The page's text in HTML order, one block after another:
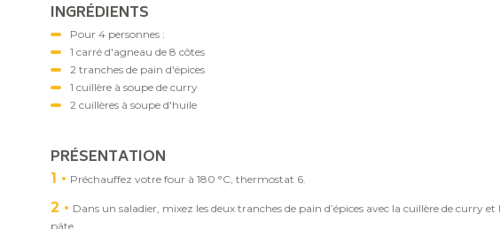
INGRÉDIENTS
Pour 4 personnes :
1 carré d'agneau de 8 côtes
2 tranches de pain d'épices
1 cuillère à soupe de curry
2 cuillères à soupe d'huile
PRÉSENTATION
1 Préchauffez votre four à 180 °C, thermostat 6.
2
Dans un saladier, mixez les deux tranches de pain d’épices avec la cuillère de curry
pâte.